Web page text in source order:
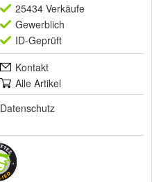
25434 Verkäufe
Gewerblich
ID-Geprüft
Kontakt
Alle Artikel
Datenschutz